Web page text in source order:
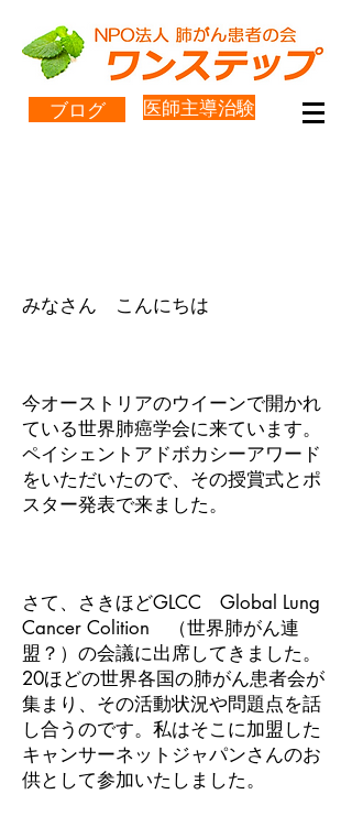
ブログ 医師主導治験
みなさん こんにちは
今オーストリアのウイーンで開かれ
ている世界肺癌学会に来ています。
ペイシェントアドボカシーアワード
をいただいたので、その授賞式とポ
スター発表で来ました。
さて、さきほどGLCC Global Lung
Cancer Colition （世界肺がん連
盟？）の会議に出席してきました。
20ほどの世界各国の肺がん患者会が
集まり、その活動状況や問題点を話
し合うのです。私はそこに加盟した
キャンサーネットジャパンさんのお
供として参加いたしました。